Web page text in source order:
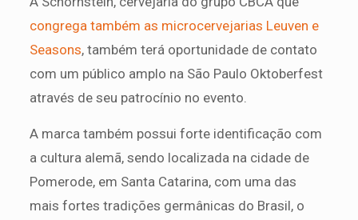
congrega também as microcervejarias Leuven e
Seasons, também terá oportunidade de contato
com um público amplo na São Paulo Oktoberfest
através de seu patrocínio no evento.
A marca também possui forte identificação com
a cultura alemã, sendo localizada na cidade de
Pomerode, em Santa Catarina, com uma das
mais fortes tradições germânicas do Brasil, o